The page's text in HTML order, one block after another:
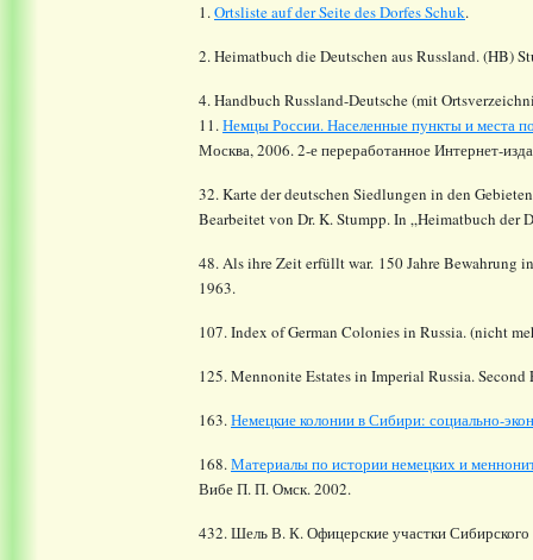
1.Ortsliste auf der Seite des Dorfes Schuk.
2. Heimatbuch die Deutschen aus Russland. (HB)
4. Handbuch Russland-Deutsche (mit
11.Немцы России. Населенные пункты и места
Москва, 2006. 2-е переработанное Интернет-
32. Karte der deutschen Siedlungen in den
Bearbeitet von Dr. K. Stumpp. In „Heimatbuch der
48. Als ihre Zeit erfüllt war. 150 Jahre Bewahrung
1963.
107. Index of German Colonies in Russia.(nicht
125. Mennonite Estates in Imperial Russia.
163.Немецкие колонии в Сибири: социально-
168.Материалы по истории немецких и
Вибе П. П. Омск. 2002.
432. Шель В. К. Офицерские участки